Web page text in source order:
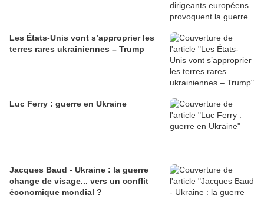
Les États-Unis vont s’approprier les
terres rares ukrainiennes – Trump
Luc Ferry : guerre en Ukraine
Jacques Baud - Ukraine : la guerre
change de visage... vers un conflit
économique mondial ?